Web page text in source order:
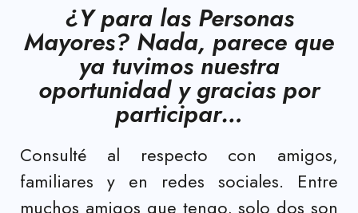
¿Y para las Personas
Mayores? Nada, parece que
ya tuvimos nuestra
oportunidad y gracias por
participar…
Consulté al respecto con amigos,
familiares y en redes sociales. Entre
muchos amigos que tengo, solo dos son